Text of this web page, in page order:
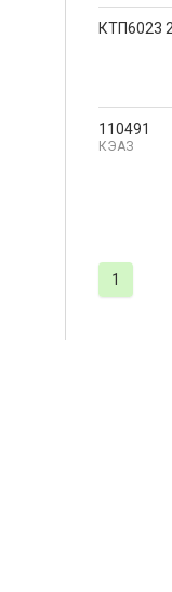
КТП6023
110491
КЭАЗ
1